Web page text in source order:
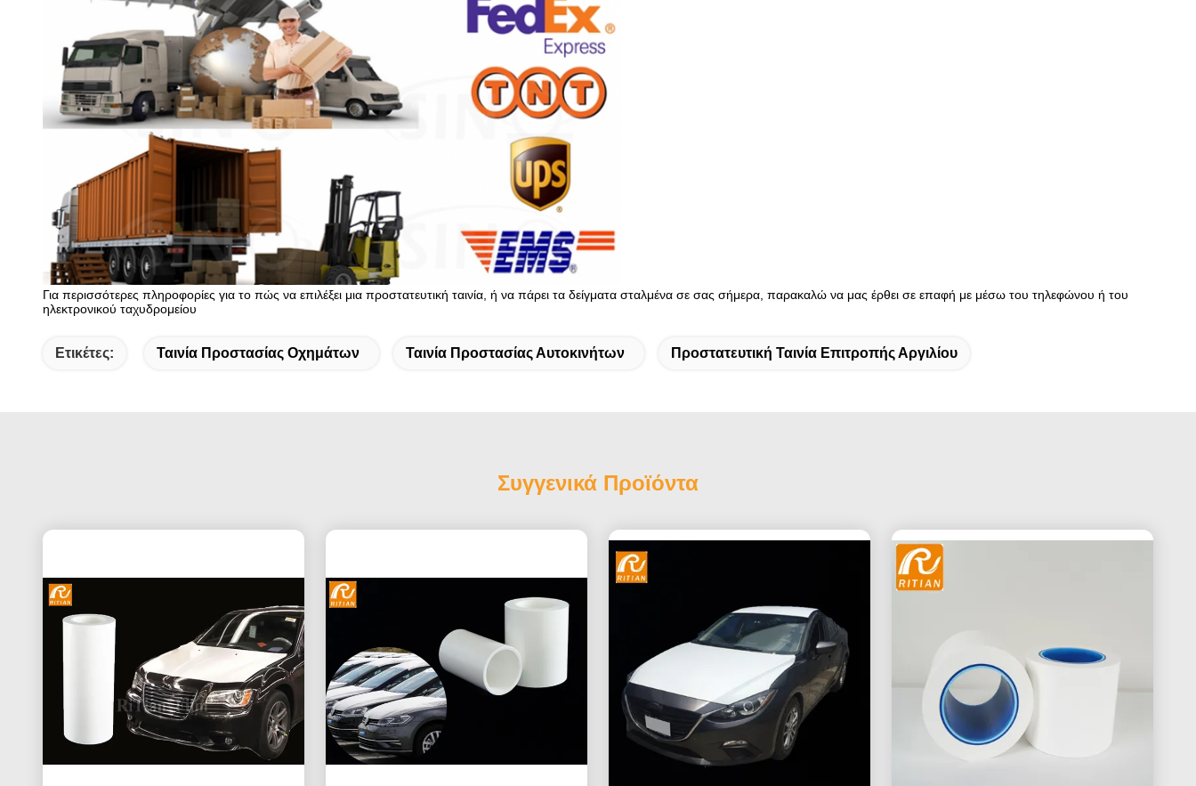
Για περισσότερες πληροφορίες για το πώς να επιλέξει μια προστατευτική ταινία, ή να πάρει τα δείγματα σταλμένα σε σας σήμερα, παρακαλώ να μας έρθει σε επαφή με μέσω του τηλεφώνου ή του
ηλεκτρονικού ταχυδρομείου
Ετικέτες: Ταινία Προστασίας Οχημάτων Ταινία Προστασίας Αυτοκινήτων Προστατευτική Ταινία Επιτροπής Αργιλίου
Συγγενικά Προϊόντα